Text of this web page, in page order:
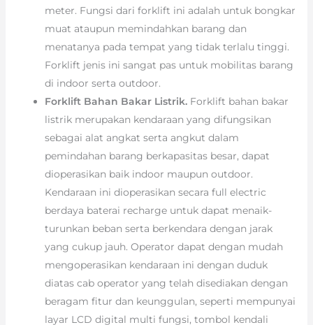
meter. Fungsi dari forklift ini adalah untuk bongkar
muat ataupun memindahkan barang dan
menatanya pada tempat yang tidak terlalu tinggi.
Forklift jenis ini sangat pas untuk mobilitas barang
di indoor serta outdoor.
Forklift Bahan Bakar Listrik. Forklift bahan bakar
listrik merupakan kendaraan yang difungsikan
sebagai alat angkat serta angkut dalam
pemindahan barang berkapasitas besar, dapat
dioperasikan baik indoor maupun outdoor.
Kendaraan ini dioperasikan secara full electric
berdaya baterai recharge untuk dapat menaik-
turunkan beban serta berkendara dengan jarak
yang cukup jauh. Operator dapat dengan mudah
mengoperasikan kendaraan ini dengan duduk
diatas cab operator yang telah disediakan dengan
beragam fitur dan keunggulan, seperti mempunyai
layar LCD digital multi fungsi, tombol kendali